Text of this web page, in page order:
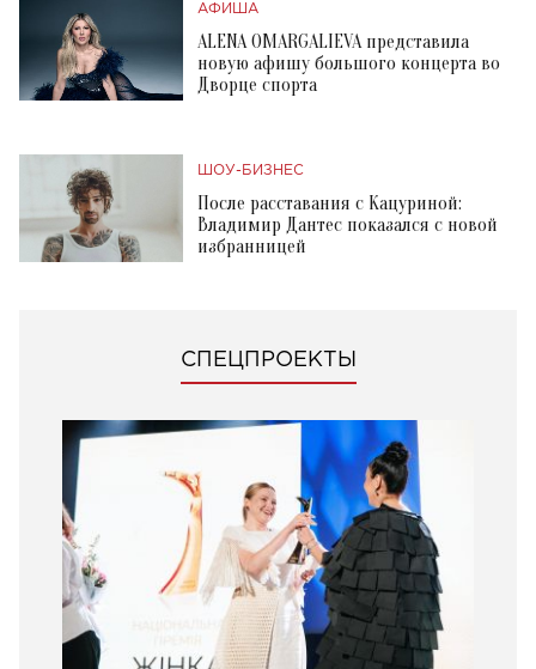
АФИША
ALENA OMARGALIEVA представила
новую афишу большого концерта во
Дворце спорта
ШОУ-БИЗНЕС
После расставания с Кацуриной:
Владимир Дантес показался с новой
избранницей
СПЕЦПРОЕКТЫ